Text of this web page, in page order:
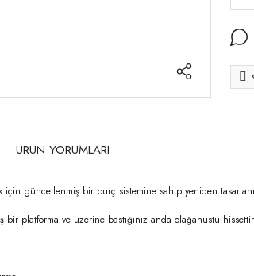
ÜRÜN YORUMLARI
güncellenmiş bir burç sistemine sahip yeniden
platforma ve üzerine bastığınız anda olağanüstü